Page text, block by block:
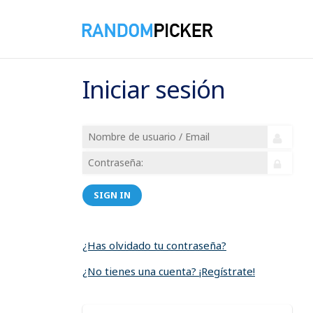
Iniciar sesión
SIGN IN
¿Has olvidado tu contraseña?
¿No tienes una cuenta? ¡Regístrate!